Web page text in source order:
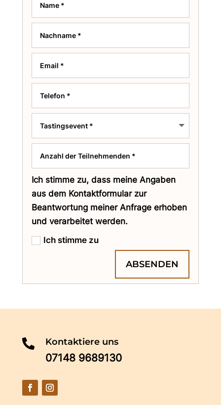
Ich stimme zu, dass meine Angaben
aus dem Kontaktformular zur
Beantwortung meiner Anfrage erhoben
und verarbeitet werden.
Ich stimme zu
ABSENDEN
 Kontaktiere uns
07148 9689130